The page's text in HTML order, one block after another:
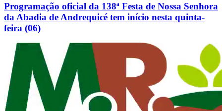
Programação oficial da 138ª Festa de Nossa Senhora
da Abadia de Andrequicé tem início nesta quinta-
feira (06)